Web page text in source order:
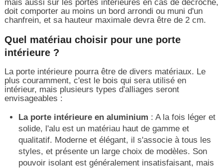
mais aussi sur les portes intérieures en cas de décroché,
doit comporter au moins un bord arrondi ou muni d'un
chanfrein, et sa hauteur maximale devra être de 2 cm.
Quel matériau choisir pour une porte
intérieure ?
La porte intérieure pourra être de divers matériaux. Le
plus couramment, c'est le bois qui sera utilisé en
intérieur, mais plusieurs types d'alliages seront
envisageables :
La porte intérieure en aluminium : A la fois léger et
solide, l'alu est un matériau haut de gamme et
qualitatif. Moderne et élégant, il s'associe à tous les
styles, et présente un large choix de modèles. Son
pouvoir isolant est généralement insatisfaisant, mais